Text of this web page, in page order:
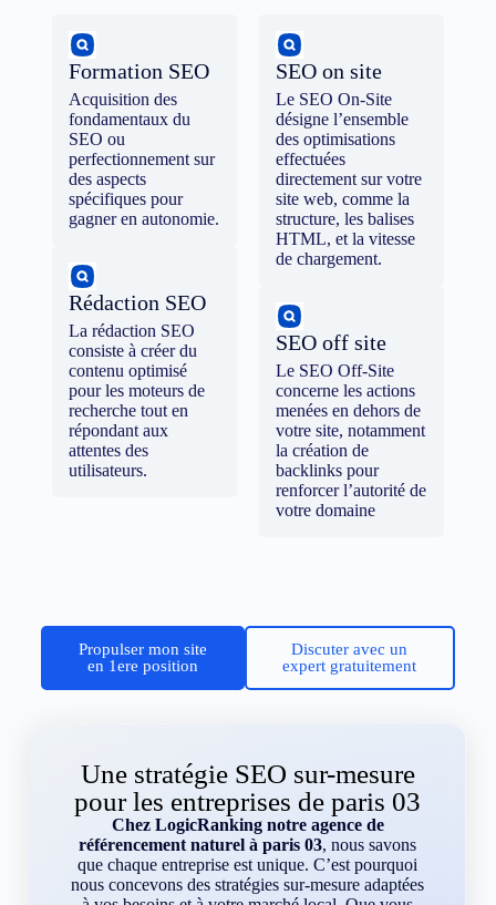
Formation SEO
Acquisition des
fondamentaux du
SEO ou
perfectionnement sur
des aspects
spécifiques pour
gagner en autonomie.
Rédaction SEO
La rédaction SEO
consiste à créer du
contenu optimisé
pour les moteurs de
recherche tout en
répondant aux
attentes des
utilisateurs.
SEO on site
Le SEO On-Site
désigne l’ensemble
des optimisations
effectuées
directement sur votre
site web, comme la
structure, les balises
HTML, et la vitesse
de chargement.
SEO off site
Le SEO Off-Site
concerne les actions
menées en dehors de
votre site, notamment
la création de
backlinks pour
renforcer l’autorité de
votre domaine
Propulser mon site
en 1ere position
Discuter avec un
expert gratuitement
Une stratégie SEO sur-mesure
pour les entreprises de paris 03
Chez LogicRanking notre agence de
référencement naturel à paris 03, nous savons
que chaque entreprise est unique. C’est pourquoi
nous concevons des stratégies sur-mesure adaptées